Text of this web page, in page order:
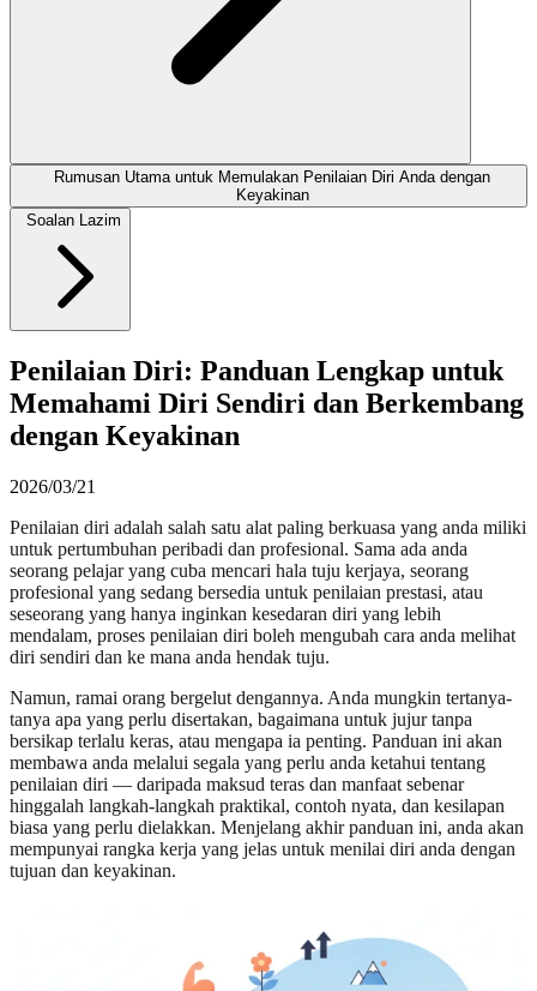
Rumusan Utama untuk Memulakan Penilaian Diri Anda dengan
Keyakinan
Soalan Lazim
Penilaian Diri: Panduan Lengkap untuk
Memahami Diri Sendiri dan Berkembang
dengan Keyakinan
2026/03/21
Penilaian diri adalah salah satu alat paling berkuasa yang anda miliki
untuk pertumbuhan peribadi dan profesional. Sama ada anda
seorang pelajar yang cuba mencari hala tuju kerjaya, seorang
profesional yang sedang bersedia untuk penilaian prestasi, atau
seseorang yang hanya inginkan kesedaran diri yang lebih
mendalam, proses penilaian diri boleh mengubah cara anda melihat
diri sendiri dan ke mana anda hendak tuju.
Namun, ramai orang bergelut dengannya. Anda mungkin tertanya-
tanya apa yang perlu disertakan, bagaimana untuk jujur tanpa
bersikap terlalu keras, atau mengapa ia penting. Panduan ini akan
membawa anda melalui segala yang perlu anda ketahui tentang
penilaian diri — daripada maksud teras dan manfaat sebenar
hinggalah langkah-langkah praktikal, contoh nyata, dan kesilapan
biasa yang perlu dielakkan. Menjelang akhir panduan ini, anda akan
mempunyai rangka kerja yang jelas untuk menilai diri anda dengan
tujuan dan keyakinan.